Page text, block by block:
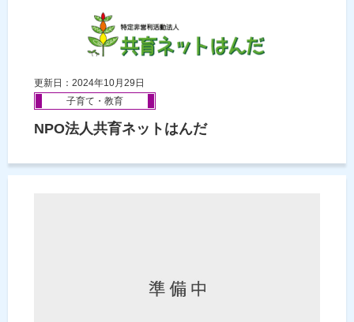
更新日：2024年10月29日
子育て・教育
NPO法人共育ネットはんだ